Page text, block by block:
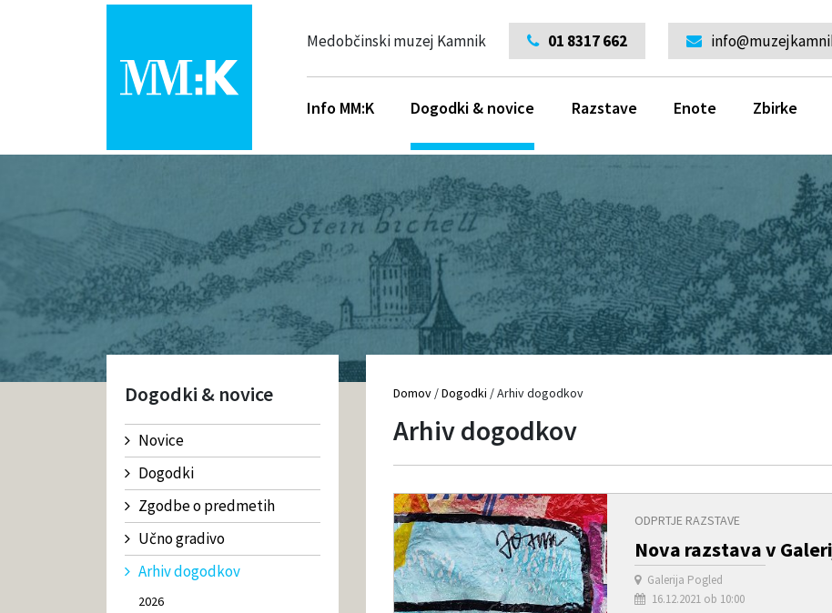
Medobčinski muzej Kamnik 01 8317 662
Info MM:K Dogodki & novice Razstave Enote Zbirke
Dogodki & novice
Novice
Dogodki
Zgodbe o predmetih
Učno gradivo
Arhiv dogodkov
2026
Domov /Dogodki /Arhiv dogodkov
Arhiv dogodkov
ODPRTJE RAZSTAVE
Nova razstava v
Galerija Pogled
16.12.2021 ob 10:00